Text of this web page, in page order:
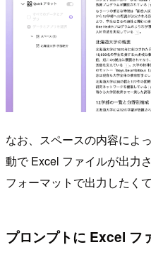
なお、スペースの内容によ
動で Excel ファイルが出力
フォーマットで出力したく
プロンプトに Excel フ